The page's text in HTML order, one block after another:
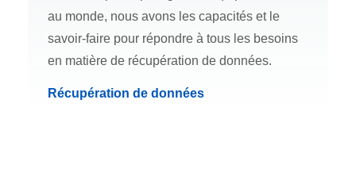
au monde, nous avons les capacités et le
savoir-faire pour répondre à tous les besoins
en matière de récupération de données.
Récupération de données